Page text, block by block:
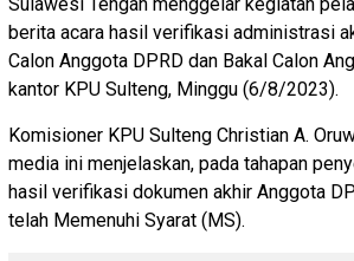
berita acara hasil verifikasi administrasi
Calon Anggota DPRD dan Bakal Calon
kantor KPU Sulteng, Minggu (6/8/2023).
Komisioner KPU Sulteng Christian A.
media ini menjelaskan, pada tahapan
hasil verifikasi dokumen akhir Anggota
telah Memenuhi Syarat (MS).